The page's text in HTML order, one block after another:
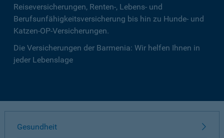
Reiseversicherungen, Renten-, Lebens- und
Berufsunfähigkeitsversicherung bis hin zu Hunde- und
Katzen-OP-Versicherungen.
Die Versicherungen der Barmenia: Wir helfen Ihnen in
jeder Lebenslage
Gesundheit